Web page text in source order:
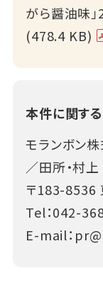
がら醤油味
(478.4 KB)
本件に関す
モランボン
／田所・村上
〒183-8536
Tel：042-
E-mail：